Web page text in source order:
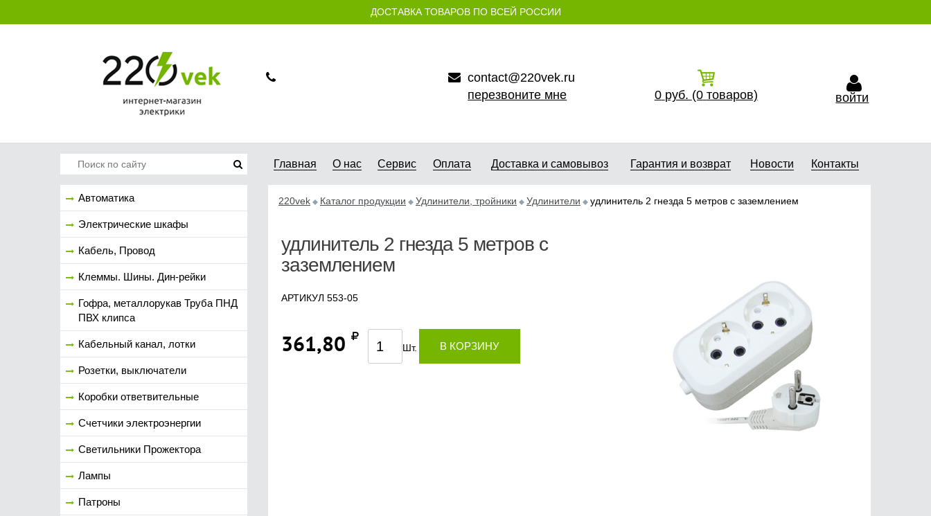
ДОСТАВКА ТОВАРОВ ПО ВСЕЙ РОССИИ
contact@220vek.ru
перезвоните мне
0 руб. (0 товаров) войти
Автоматика
Электрические шкафы
Кабель, Провод
Клеммы. Шины. Дин-рейки
Гофра, металлорукав Труба ПНД
ПВХ клипса
Кабельный канал, лотки
Розетки, выключатели
Коробки ответвительные
Счетчики электроэнергии
Светильники Прожектора
Лампы
Патроны
Главная О нас Сервис Оплата Доставка и самовывоз Гарантия и возврат Новости Контакты
220vek Каталог продукции Удлинители, тройники Удлинители удлинитель 2 гнезда 5 метров с заземлением
удлинитель 2 гнезда 5 метров с
заземлением
АРТИКУЛ 553-05
361,80 Шт. В КОРЗИНУ